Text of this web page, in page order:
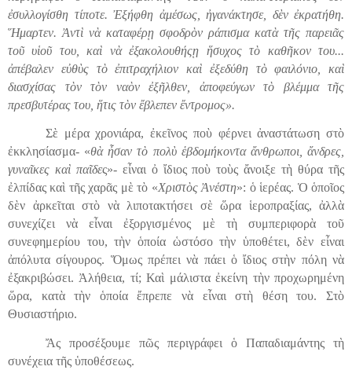
ἐσυλλογίσθη τίποτε. Ἐξήφθη ἀμέσως, ἠγανάκτησε, δὲν ἐκρατήθη.
Ἥμαρτεν. Ἀντὶ νὰ καταφέρῃ σφοδρὸν ράπισμα κατὰ τῆς παρειᾶς
τοῦ υἱοῦ του, καὶ νὰ ἐξακολουθήςῃ ἥσυχος τὸ καθῆκον του...
ἀπέβαλεν εὐθὺς τὸ ἐπιτραχήλιον καὶ ἐξεδύθη τὸ φαιλόνιο, καὶ
διασχίσας τὸν τὸν ναὸν ἐξῆλθεν, ἀποφεύγων τὸ βλέμμα τῆς
πρεσβυτέρας του, ἥτις τὸν ἔβλεπεν ἔντρομος».
Σὲ μέρα χρονιάρα, ἐκεῖνος ποὺ φέρνει ἀναστάτωση στὸ
ἐκκλησίασμα- «θὰ ἦσαν τὸ πολὺ ἑβδομήκοντα ἄνθρωποι, ἄνδρες,
γυναῖκες καὶ παῖδες»- εἶναι ὀ ἴδιος ποὺ τοὺς ἄνοιξε τὴ θύρα τῆς
ἐλπίδας καὶ τῆς χαρᾶς μὲ τὸ «Χριστὸς Ἀνέστη»: ὁ ἱερέας. Ὁ ὁποῖος
δὲν ἀρκεῖται στὸ νὰ λιποτακτήσει σὲ ὥρα ἱεροπραξίας, ἀλλὰ
συνεχίζει νὰ εἶναι ἐξοργισμένος μὲ τὴ συμπεριφορὰ τοῦ
συνεφημερίου του, τὴν ὁποία ὡστόσο τὴν ὑποθέτει, δὲν εἶναι
ἀπόλυτα σίγουρος. Ὅμως πρέπει νὰ πάει ὁ ἴδιος στὴν πόλη νὰ
ἐξακριβώσει. Ἀλήθεια, τί; Καὶ μάλιστα ἐκείνη τὴν προχωρημένη
ὥρα, κατὰ τὴν ὁποία ἔπρεπε νὰ εἶναι στὴ θέση του. Στὸ
Θυσιαστήριο.
Ἄς προσέξουμε πῶς περιγράφει ὁ Παπαδιαμάντης τὴ
συνέχεια τῆς ὑποθέσεως.